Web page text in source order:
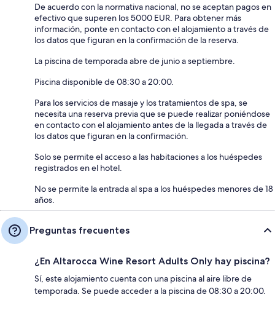
De acuerdo con la normativa nacional, no se aceptan pagos en
efectivo que superen los 5000 EUR. Para obtener más
información, ponte en contacto con el alojamiento a través de
los datos que figuran en la confirmación de la reserva.
La piscina de temporada abre de junio a septiembre.
Piscina disponible de 08:30 a 20:00.
Para los servicios de masaje y los tratamientos de spa, se
necesita una reserva previa que se puede realizar poniéndose
en contacto con el alojamiento antes de la llegada a través de
los datos que figuran en la confirmación.
Solo se permite el acceso a las habitaciones a los huéspedes
registrados en el hotel.
No se permite la entrada al spa a los huéspedes menores de 18
años.
Preguntas frecuentes
¿En Altarocca Wine Resort Adults Only hay piscina?
Sí, este alojamiento cuenta con una piscina al aire libre de
temporada. Se puede acceder a la piscina de 08:30 a 20:00.